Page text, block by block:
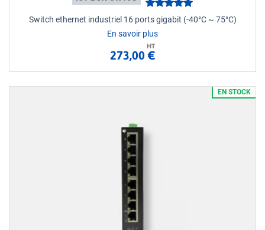
Switch ethernet industriel 16 ports gigabit (-40°C ~ 75°C)
En savoir plus
HT
273,00 €
EN STOCK